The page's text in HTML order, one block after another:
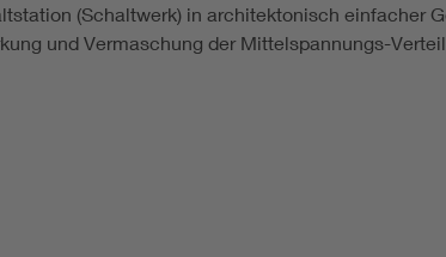
(Schaltwerk) in architektonisch einfacher
und Vermaschung der Mittelspannungs-